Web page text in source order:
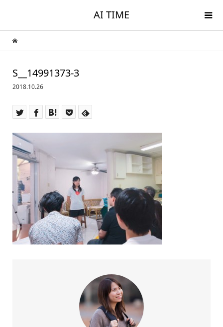
AI TIME
S__14991373-3
2018.10.26